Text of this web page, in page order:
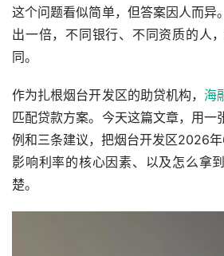
这个问题看似简单，但答案因人而异
出一倍，不同银行、不同资质的人
同。
作为扎根烟台开发区的助贷机构， 海
匹配贷款方案。今天这篇文章，用一
例和三条建议，把烟台开发区2026年
影响利率的核心因素、以及怎么拿
楚。